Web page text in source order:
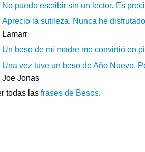
No puedo escribir sin un lector. Es
Aprecio la sutileza. Nunca he
Lamarr
Un beso de mi madre me convirtió en
Una vez tuve un beso de Año Nuevo.
Joe Jonas
todas las frases de Besos.